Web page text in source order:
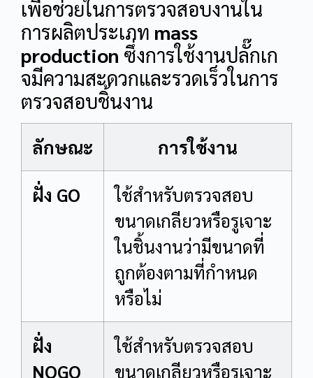
เพื่อช่วยในการตรวจสอบงานใน
การผลิตประเภท mass
production ซึ่งการใช้งานปลั๊กเก
จมีความสะดวกและรวดเร็วในการ
ตรวจสอบชิ้นงาน
ลักษณะ การใช้งาน
ฝั่ง GO
ใช้สำหรับตรวจสอบ
ขนาดเกลียวหรือรูเจาะ
ในชิ้นงานว่ามีขนาดที่
ถูกต้องตามที่กำหนด
หรือไม่
ฝั่ง
NOGO
ใช้สำหรับตรวจสอบ
ขนาดเกลียวหรือรูเจาะ